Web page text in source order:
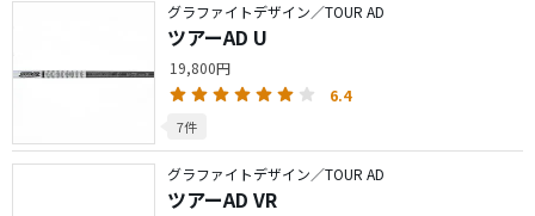
グラファイトデザイン／TOUR AD
ツアーAD U
19,800円
6.4
7件
グラファイトデザイン／TOUR AD
ツアーAD VR